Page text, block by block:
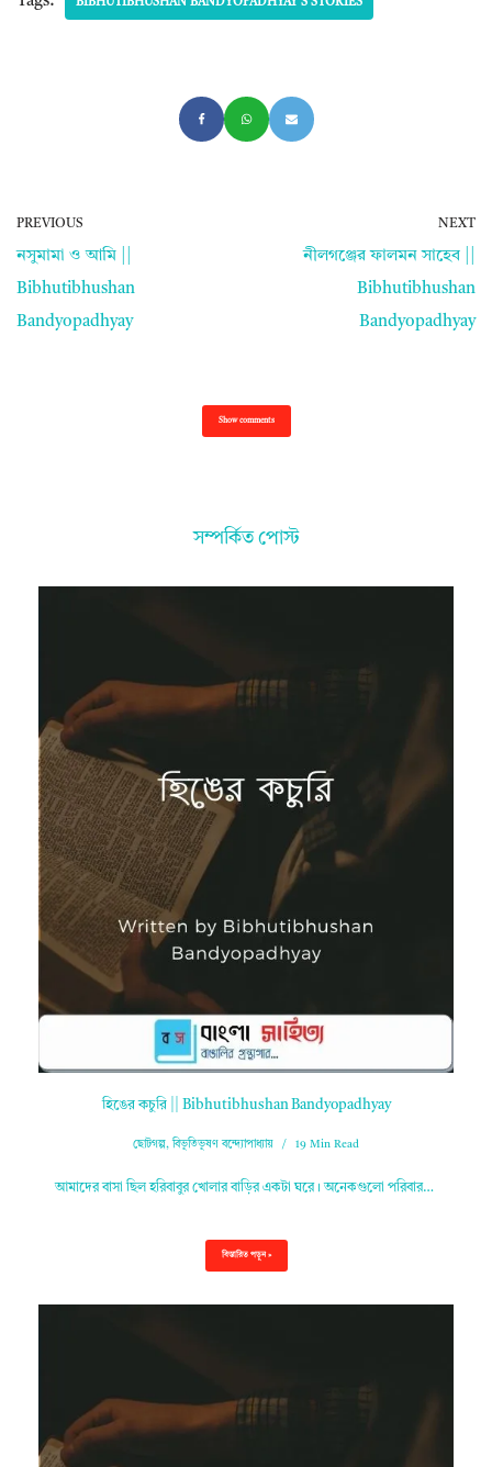
BIBHUTIBHUSHAN BANDYOPADHYAY'S STORIES
PREVIOUS
নসুমামা ও আমি ||
Bibhutibhushan
Bandyopadhyay
NEXT
নীলগঞ্জের ফালমন সাহেব ||
Bibhutibhushan
Bandyopadhyay
Show comments
সম্পর্কিত পোস্ট
হিঙের কচুরি || Bibhutibhushan Bandyopadhyay
ছোটগল্প,বিভূতিভূষণ বন্দ্যোপাধ্যায় 19 Min Read
আমাদের বাসা ছিল হরিবাবুর খোলার বাড়ির একটা ঘরে। অনেকগুলো পরিবার…
বিস্তারিত পড়ুন »